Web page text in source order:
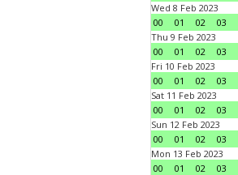
Wed 8 Feb 2023
00
01 02
03
Thu 9 Feb 2023
00
01 02
03
Fri 10 Feb 2023
00
01 02
03
Sat 11 Feb 2023
00
01 02
03
Sun 12 Feb 2023
00
01 02
03
Mon 13 Feb 2023
00
01 02
03